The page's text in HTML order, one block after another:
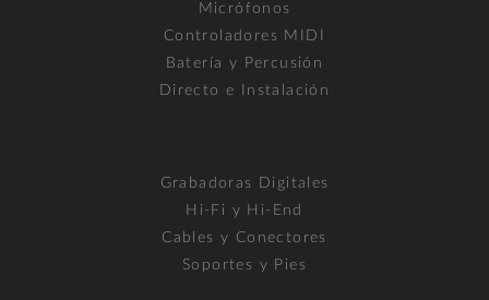
Micrófonos
Controladores MIDI
Batería y Percusión
Directo e Instalación
Grabadoras Digitales
Hi-Fi y Hi-End
Cables y Conectores
Soportes y Pies